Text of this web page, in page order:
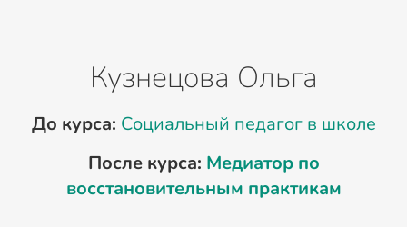
Кузнецова Ольга
До курса: Социальный педагог в школе
После курса: Медиатор по
восстановительным практикам